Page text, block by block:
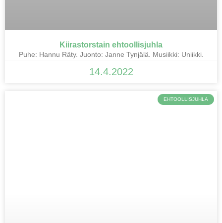
Kiirastorstain ehtoollisjuhla
Puhe: Hannu Räty. Juonto: Janne Tynjälä. Musiikki: Uniikki.
14.4.2022
EHTOOLLISJUHLA